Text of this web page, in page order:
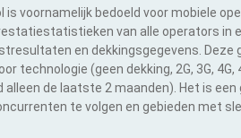
is voornamelijk bedoeld voor mobiele
van alle operators in
en dekkingsgegevens. Deze
technologie (geen dekking, 2G, 3G,
alleen de laatste 2 maanden). Het is
te volgen en gebieden met